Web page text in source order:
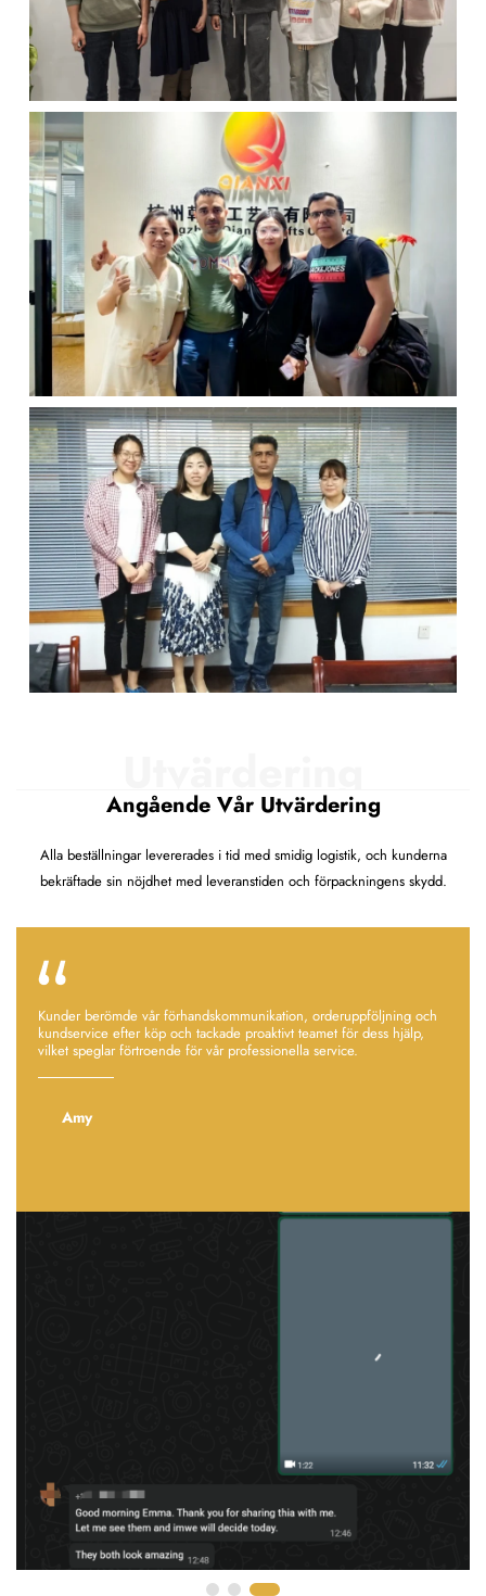
Angående Vår Utvärdering
Alla beställningar levererades i tid med smidig logistik, och kunderna
bekräftade sin nöjdhet med leveranstiden och förpackningens skydd.
Kunder berömde vår förhandskommunikation, orderuppföljning och
kundservice efter köp och tackade proaktivt teamet för dess hjälp,
vilket speglar förtroende för vår professionella service.
Amy